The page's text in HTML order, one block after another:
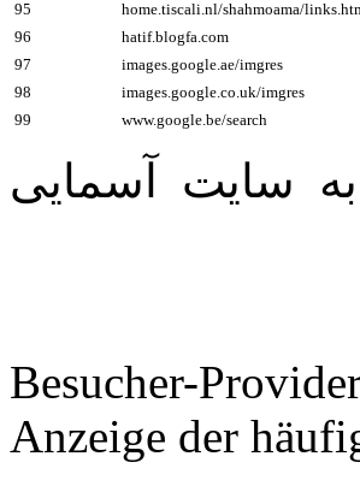
95
home.tiscali.nl/shahmoama/
96
hatif.blogfa.com
97
images.google.ae/imgres
98
images.google.co.uk/imgres
99
www.google.be/search
سايت آسمايی
Besucher-
Anzeige der